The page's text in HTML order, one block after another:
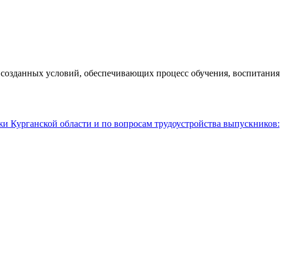
условий, обеспечивающих процесс обучения, воспитания
области и по вопросам трудоустройства выпускников: